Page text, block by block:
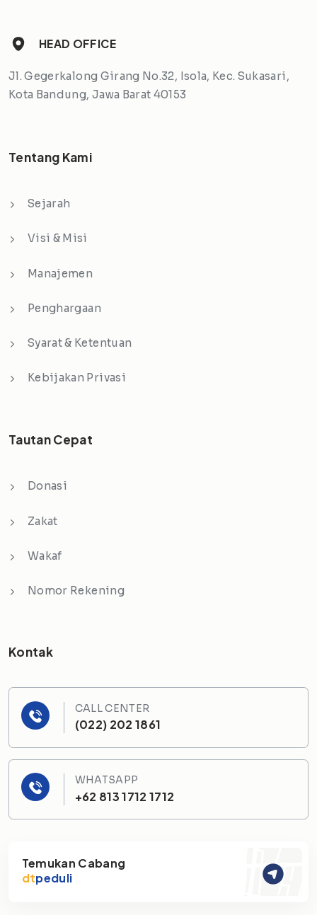
HEAD OFFICE
Jl. Gegerkalong Girang No.32, Isola, Kec. Sukasari,
Kota Bandung, Jawa Barat 40153
Tentang Kami
Sejarah
Visi & Misi
Manajemen
Penghargaan
Syarat & Ketentuan
Kebijakan Privasi
Tautan Cepat
Donasi
Zakat
Wakaf
Nomor Rekening
Kontak
CALL CENTER
(022) 202 1861
WHATSAPP
+62 813 1712 1712
Temukan Cabang
dtpeduli